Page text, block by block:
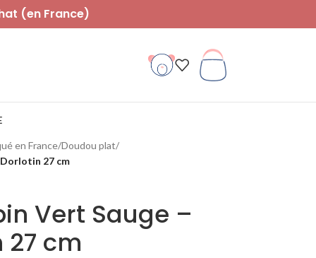
(en France)
en France/Doudou plat/
27 cm
Vert Sauge –
27 cm